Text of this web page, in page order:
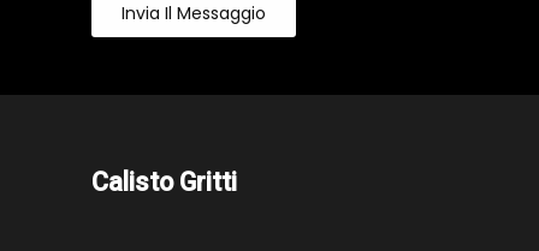
Invia Il Messaggio
Calisto Gritti